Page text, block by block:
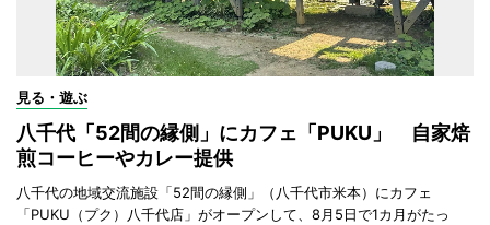
見る・遊ぶ
八千代「52間の縁側」にカフェ「PUKU」 自家焙
煎コーヒーやカレー提供
八千代の地域交流施設「52間の縁側」（八千代市米本）にカフェ
「PUKU（プク）八千代店」がオープンして、8月5日で1カ月がたっ